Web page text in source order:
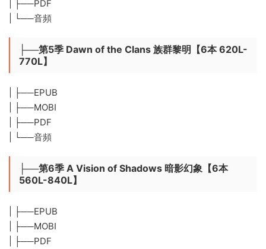
| ├──PDF
| └──音頻
├──第5季 Dawn of the Clans 族群黎明【6本 620L-
770L】
| ├──EPUB
| ├──MOBI
| ├──PDF
| └──音頻
├──第6季 A Vision of Shadows 暗影幻象【6本
560L-840L】
| ├──EPUB
| ├──MOBI
| ├──PDF